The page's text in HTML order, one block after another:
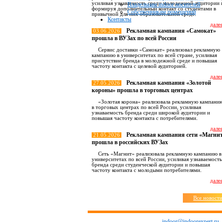
Владельцам indoor носителей
Собственникам помещений
Контакты
усиливая узнаваемость среди молодежной аудитории
формируя дополнительный контакт со студентами в
привычной для них образовательной среде.
03.06.2026
Рекламная кампания «Самокат»
прошла в ВУЗах по всей России
Сервис доставки «Самокат» реализовал рекламную
кампанию в университетах по всей стране, усиливая
присутствие бренда в молодежной среде и повышая
частоту контакта с целевой аудиторией.
27.05.2026
Рекламная кампания «Золотой
короны» прошла в торговых центрах
«Золотая корона» реализовала рекламную
в торговых центрах по всей России, усиливая
узнаваемость бренда среди широкой аудитории и
повышая частоту контакта с потребителями.
21.05.2026
Рекламная кампания сети
прошла в российских ВУЗах
Сеть «Магнит» реализовала рекламную кампанию в
университетах по всей России, усиливая узнаваемость
бренда среди студенческой аудитории и повышая
частоту контакта с молодыми потребителями.
Все новости